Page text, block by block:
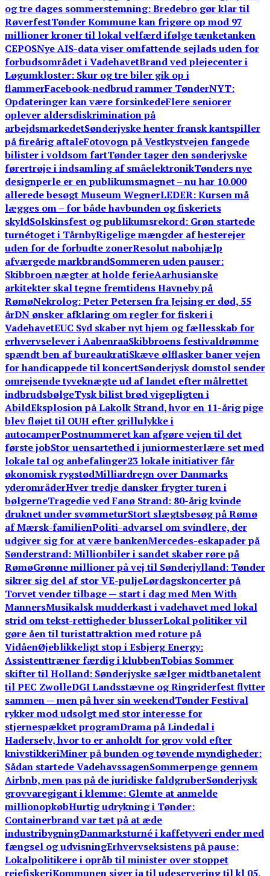
og tre dages sommerstemning: Bredebro gør klar til
RøverfestTønder Kommune kan frigøre op mod 97
millioner kroner til lokal velfærd ifølge tænketanken
CEPOSNye AIS-data viser omfattende sejlads uden for
forbudsområdet i VadehavetBrand ved plejecenter i
Løgumkloster: Skur og tre biler gik op i
flammerFacebook-nedbrud rammer TønderNYT:
Opdateringer kan være forsinkedeFlere seniorer
oplever aldersdiskrimination på
arbejdsmarkedetSønderjyske henter fransk kantspiller
på fireårig aftaleFotovogn på Vestkystvejen fangede
bilister i voldsom fartTønder tager den sønderjyske
førertrøje i indsamling af småelektronikTønders nye
designperle er en publikumsmagnet – nu har 10.000
allerede besøgt Museum WegnerLEDER: Kursen må
lægges om – for både havbunden og fiskeriets
skyldSolskinsfest og publikumsrekord: Grøn startede
turnétoget i TårnbyRigelige mængder af hesterejer
uden for de forbudte zonerResolut nabohjælp
afværgede markbrandSommeren uden pauser:
Skibbroen nægter at holde ferieAarhusianske
arkitekter skal tegne fremtidens Havneby på
RømøNekrolog: Peter Petersen fra Jejsing er død, 55
årDN ønsker afklaring om regler for fiskeri i
VadehavetEUC Syd skaber nyt hjem og fællesskab for
erhvervselever i AabenraaSkibbroens festivaldrømme
spændt ben af bureaukratiSkæve ølflasker baner vejen
for handicappede til koncertSønderjysk domstol sender
omrejsende tyveknægte ud af landet efter målrettet
indbrudsbølgeTysk bilist brød vigepligten i
AbildEksplosion på Lakolk Strand, hvor en 11-årig pige
blev fløjet til OUH efter grillulykke i
autocamperPostnummeret kan afgøre vejen til det
første jobStor uensartethed i juniormesterlære set med
lokale tal og anbefalinger23 lokale initiativer får
økonomisk rygstødMilliardregn over Danmarks
yderområderHver tredje dansker frygter turen i
bølgerneTragedie ved Fanø Strand: 80-årig kvinde
druknet under svømmeturStort slægtsbesøg på Rømø
af Mærsk-familienPoliti-advarsel om svindlere, der
udgiver sig for at være bankenMercedes-eskapader på
Sønderstrand: Millionbiler i sandet skaber røre på
RømøGrønne millioner på vej til Sønderjylland: Tønder
sikrer sig del af stor VE-puljeLørdagskoncerter på
Torvet vender tilbage — start i dag med Men With
MannersMusikalsk mudderkast i vadehavet med lokal
strid om tekst-rettigheder blusserLokal politiker vil
gøre åen til turistattraktion med roture på
VidåenØjeblikkeligt stop i Esbjerg Energy:
Assistenttræner færdig i klubbenTobias Sommer
skifter til Holland: Sønderjyske sælger midtbanetalent
til PEC ZwolleDGI Landsstævne og Ringriderfest flytter
sammen — men på hver sin weekendTønder Festival
rykker mod udsolgt med stor interesse for
stjernespækket programDrama på Lindedal i
Haderselv, hvor to er anholdt for grov vold efter
knivstikkeriMiner på bunden og tøvende myndigheder:
Sådan startede VadehavssagenSommerpenge gennem
Airbnb, men pas på de juridiske faldgruberSønderjysk
grovvaregigant i klemme: Glemte at anmelde
millionopkøbHurtig udrykning i Tønder:
Containerbrand var tæt på at æde
industribygningDanmarksturné i kaffetyveri ender med
fængsel og udvisningErhvervseksistens på pause:
Lokalpolitikere i opråb til minister over stoppet
rejefiskeriKommunen siger ja til udeservering til kl 05,